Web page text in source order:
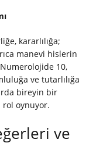
kararlılığa;
manevi hislerin
10,
ve tutarlılığa
bireyin bir
oynuyor.
ve